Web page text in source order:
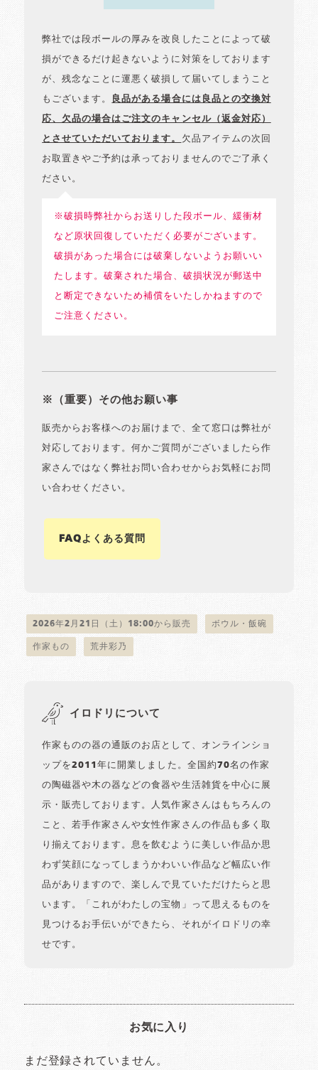
弊社では段ボールの厚みを改良したことによって破
損ができるだけ起きないように対策をしております
が、残念なことに運悪く破損して届いてしまうこと
もございます。 良品がある場合には良品との交換対
応、欠品の場合はご注文のキャンセル（返金対応）
とさせていただいております。 欠品アイテムの次回
お取置きやご予約は承っておりませんのでご了承く
ださい。
※破損時弊社からお送りした段ボール、緩衝材
など原状回復していただく必要がございます。
破損があった場合には破棄しないようお願いい
たします。破棄された場合、破損状況が郵送中
と断定できないため補償をいたしかねますので
ご注意ください。
※（重要）その他お願い事
販売からお客様へのお届けまで、全て窓口は弊社が
対応しております。何かご質問がございましたら作
家さんではなく弊社お問い合わせからお気軽にお問
い合わせください。
FAQよくある質問
2026年2月21日（土）18:00から販売 ボウル・飯碗
作家もの 荒井彩乃
イロドリについて
作家ものの器の通販のお店として、オンラインショ
ップを2011年に開業しました。全国約70名の作家
の陶磁器や木の器などの食器や生活雑貨を中心に展
示・販売しております。人気作家さんはもちろんの
こと、若手作家さんや女性作家さんの作品も多く取
り揃えております。息を飲むように美しい作品か思
わず笑顔になってしまうかわいい作品など幅広い作
品がありますので、楽しんで見ていただけたらと思
います。「これがわたしの宝物」って思えるものを
見つけるお手伝いができたら、それがイロドリの幸
せです。
お気に入り
まだ登録されていません。